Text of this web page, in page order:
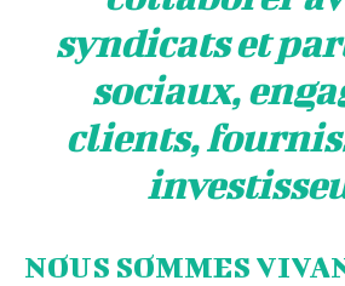
syndicats et
sociaux,
clients,
NOUS SOMMES